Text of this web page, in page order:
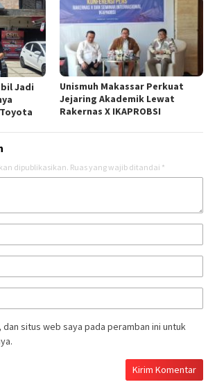
Jadi
Unismuh Makassar Perkuat
Jejaring Akademik Lewat
Rakernas X IKAPROBSI
dipublikasikan. Ruas yang wajib ditandai *
dan situs web saya pada peramban ini untuk